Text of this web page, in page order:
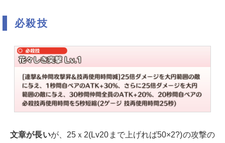
必殺技
文章が長いが、25ｘ2(Lv20まで上げれば50×2?)の攻撃の